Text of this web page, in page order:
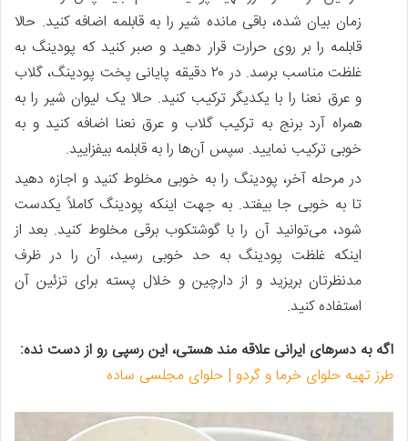
زمان بیان شده، باقی مانده شیر را به قابلمه اضافه کنید. حالا
قابلمه را بر روی حرارت قرار دهید و صبر کنید که پودینگ به
غلظت مناسب برسد. در ۲۰ دقیقه پایانی پخت پودینگ، گلاب
و عرق نعنا را با یکدیگر ترکیب کنید. حالا یک لیوان شیر را به
همراه آرد برنج به ترکیب گلاب و عرق نعنا اضافه کنید و به
خوبی ترکیب نمایید. سپس آن‌ها را به قابلمه بیفزایید.
در مرحله آخر، پودینگ را به خوبی مخلوط کنید و اجازه دهید
تا به خوبی جا بیفتد. به جهت اینکه پودینگ کاملاً یکدست
شود، می‌توانید آن را با گوشتکوب برقی مخلوط کنید. بعد از
اینکه غلظت پودینگ به حد خوبی رسید، آن را در ظرف
مدنظرتان بریزید و از دارچین و خلال پسته برای تزئین آن
استفاده کنید.
اگه به دسرهای ایرانی علاقه مند هستی، این رسپی رو از دست نده:
طرز تهیه حلوای خرما و گردو | حلوای مجلسی ساده